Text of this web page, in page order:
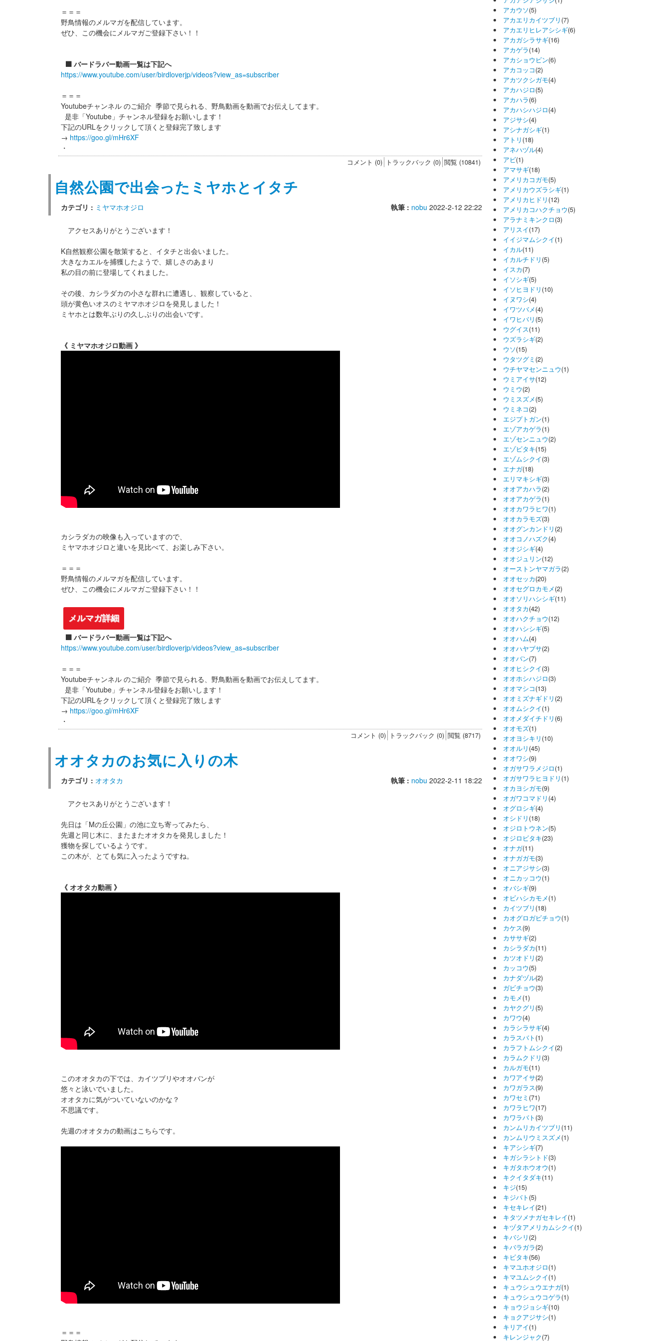
＝＝＝
野鳥情報のメルマガを配信しています。
ぜひ、この機会にメルマガご登録下さい！！
⬛️ バードラバー動画一覧は下記へ
https://www.youtube.com/user/birdloverjp/videos?view_as=subscriber
＝＝＝
Youtubeチャンネル のご紹介 季節で見られる、野鳥動画を動画でお伝えしてます。
是非「Youtube」チャンネル登録をお願いします！
下記のURLをクリックして頂くと登録完了致します
→ https://goo.gl/mHr6XF
・
コメント (0) トラックバック (0) 閲覧 (10841)
自然公園で出会ったミヤホとイタチ
カテゴリ : ミヤマホオジロ 執筆 : nobu 2022-2-12 22:22
アクセスありがとうございます！
K自然観察公園を散策すると、イタチと出会いました。
大きなカエルを捕獲したようで、嬉しさのあまり
私の目の前に登場してくれました。
その後、カシラダカの小さな群れに遭遇し、観察していると、
頭が黄色いオスのミヤマホオジロを発見しました！
ミヤホとは数年ぶりの久しぶりの出会いです。
《 ミヤマホオジロ動画 》
カシラダカの映像も入っていますので、
ミヤマホオジロと違いを見比べて、お楽しみ下さい。
＝＝＝
野鳥情報のメルマガを配信しています。
ぜひ、この機会にメルマガご登録下さい！！
メルマガ詳細
⬛️ バードラバー動画一覧は下記へ
https://www.youtube.com/user/birdloverjp/videos?view_as=subscriber
＝＝＝
Youtubeチャンネル のご紹介 季節で見られる、野鳥動画を動画でお伝えしてます。
是非「Youtube」チャンネル登録をお願いします！
下記のURLをクリックして頂くと登録完了致します
→ https://goo.gl/mHr6XF
・
コメント (0) トラックバック (0) 閲覧 (8717)
オオタカのお気に入りの木
カテゴリ : オオタカ 執筆 : nobu 2022-2-11 18:22
アクセスありがとうございます！
先日は「Mの丘公園」の池に立ち寄ってみたら、
先週と同じ木に、またまたオオタカを発見しました！
獲物を探しているようです。
この木が、とても気に入ったようですね。
《 オオタカ動画 》
このオオタカの下では、カイツブリやオオバンが
悠々と泳いでいました。
オオタカに気がついていないのかな？
不思議です。
先週のオオタカの動画はこちらです。
＝＝＝
アカウソ(5)
アカエリカイツブリ (7)
アカエリヒレアシシギ(6)
アカガシラサギ(16)
アカゲラ(14)
アカショウビン(6)
アカコッコ(2)
アカツクシガモ(4)
アカハジロ(5)
アカハラ(6)
アカハシハジロ(4)
アジサシ(4)
アシナガシギ(1)
アトリ (18)
アネハヅル(4)
アビ(1)
アマサギ(18)
アメリカコガモ(5)
アメリカウズラシギ(1)
アメリカヒドリ (12)
アメリカコハクチョウ(5)
アラナミキンクロ(3)
アリスイ(17)
イイジマムシクイ(1)
イカル(11)
イカルチドリ (5)
イスカ(7)
イソシギ(5)
イソヒヨドリ (10)
イヌワシ(4)
イワツバメ(4)
イワヒバリ (5)
ウグイス(11)
ウズラシギ(2)
ウソ(15)
ウタツグミ (2)
ウチヤマセンニュウ(1)
ウミアイサ(12)
ウミウ(2)
ウミスズメ(5)
ウミネコ(2)
エジプトガン(1)
エゾアカゲラ(1)
エゾセンニュウ(2)
エゾビタキ(15)
エゾムシクイ(3)
エナガ(18)
エリマキシギ(3)
オオアカハラ(2)
オオアカゲラ(1)
オオカワラヒワ(1)
オオカラモズ(3)
オオグンカンドリ (2)
オオコノハズク(4)
オオジシギ(4)
オオジュリン(12)
オーストンヤマガラ(2)
オオセッカ(20)
オオセグロカモメ(2)
オオソリハシシギ(11)
オオタカ(42)
オオハクチョウ(12)
オオハシシギ(5)
オオハム(4)
オオハヤブサ(2)
オオバン(7)
オオヒシクイ(3)
オオホシハジロ(3)
オオマシコ(13)
オオミズナギドリ (2)
オオムシクイ(1)
オオメダイチドリ (6)
オオモズ(1)
オオヨシキリ (10)
オオルリ (45)
オオワシ(9)
オガサワラメジロ(1)
オガサワラヒヨドリ (1)
オカヨシガモ(9)
オガワコマドリ (4)
オグロシギ(4)
オシドリ (18)
オジロトウネン(5)
オジロビタキ(23)
オナガ(11)
オナガガモ(3)
オニアジサシ(3)
オニカッコウ(1)
オバシギ(9)
オビハシカモメ(1)
カイツブリ (18)
カオグロガビチョウ(1)
カケス(9)
カササギ(2)
カシラダカ(11)
カツオドリ (2)
カッコウ(5)
カナダヅル(2)
ガビチョウ(3)
カモメ(1)
カヤクグリ (5)
カワウ(4)
カラシラサギ(4)
カラスバト (1)
カラフトムシクイ(2)
カラムクドリ (3)
カルガモ(11)
カワアイサ(2)
カワガラス(9)
カワセミ (71)
カワラヒワ(17)
カワラバト (3)
カンムリカイツブリ (11)
カンムリウミスズメ(1)
キアシシギ(7)
キガシラシトド(3)
キガタホウオウ(1)
キクイタダキ(11)
キジ(15)
キジバト (5)
キセキレイ(21)
キタツメナガセキレイ(1)
キヅタアメリカムシクイ(1)
キバシリ (2)
キバラガラ(2)
キビタキ(56)
キマユホオジロ(1)
キマユムシクイ(1)
キュウシュウエナガ(1)
キュウシュウコゲラ(1)
キョウジョシギ(10)
キョクアジサシ(1)
キリアイ(1)
キレンジャク(7)